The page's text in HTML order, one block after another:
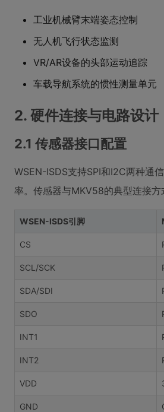
工业机械臂末端姿态控制
无人机飞行状态监测
VR/AR设备的头部运动追踪
车载导航系统的惯性测量单元
2. 硬件连接与电路设计
2.1 传感器接口配置
WSEN-ISDS支持SPI和I2C两种通
率。传感器与MKV58的典型连接方
WSEN-ISDS引脚
CS
SCL/SCK
SDA/SDI
SDO
INT1
INT2
VDD
GND